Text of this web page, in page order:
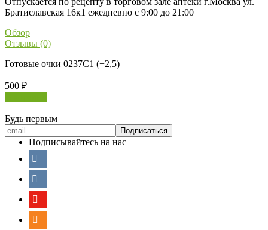
Братиславская 16к1 ежедневно с 9:00 до 21:00
Обзор
Отзывы (0)
Готовые очки 0237C1 (+2,5)
500 ₽
Будь первым
Подписывайтесь на нас